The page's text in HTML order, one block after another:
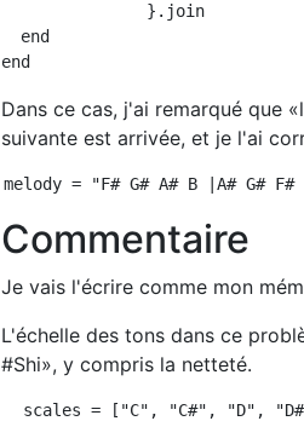
               }.join
  end
Dans ce cas, j'ai remarqué que
suivante est arrivée, et je l'ai
Commentaire
Je vais l'écrire comme mon
L'échelle des tons dans ce
#Shi», y compris la netteté.